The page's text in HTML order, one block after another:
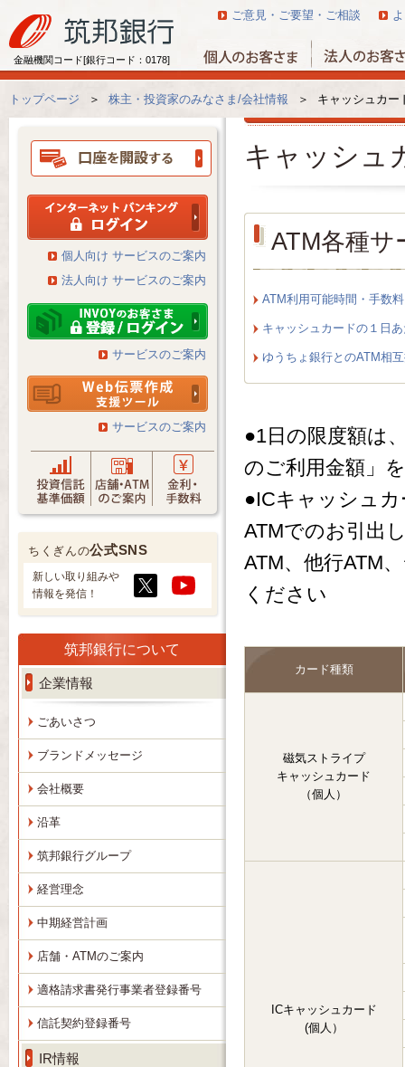
金融機関コード[銀行コード：0178]
ご意見・ご要望・ご相談
トップページ ＞ 株主・投資家のみなさま/会社情報 ＞ キャッシュカー
個人向け サービスのご案内
法人向け サービスのご案内
サービスのご案内
サービスのご案内
ちくぎんの公式SNS
新しい取り組みや
情報を発信！
筑邦銀行について
企業情報
ごあいさつ
ブランドメッセージ
会社概要
沿革
筑邦銀行グループ
経営理念
中期経営計画
店舗・ATMのご案内
適格請求書発行事業者登録番号
信託契約登録番号
IR情報
キャッシュ
ATM各種サ
ATM利用可能時間・手数料
キャッシュカードの１日
ゆうちょ銀行とのATM相
●1日の限度額は
のご利用金額」
●ICキャッシュ
ATMでのお引出
ATM、他行ATM
ください
カード種類
磁気ストライプ
キャッシュカード
（個人）
ICキャッシュカード
(個人）